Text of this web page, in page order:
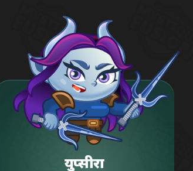
युप्सीरा